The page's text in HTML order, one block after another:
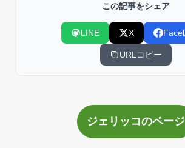
この記事をシェア
LINE X
URLコピー
ジェリッコのページ